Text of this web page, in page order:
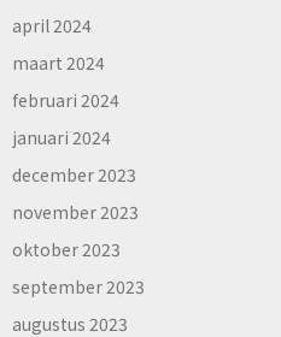
april 2024
maart 2024
februari 2024
januari 2024
december 2023
november 2023
oktober 2023
september 2023
augustus 2023